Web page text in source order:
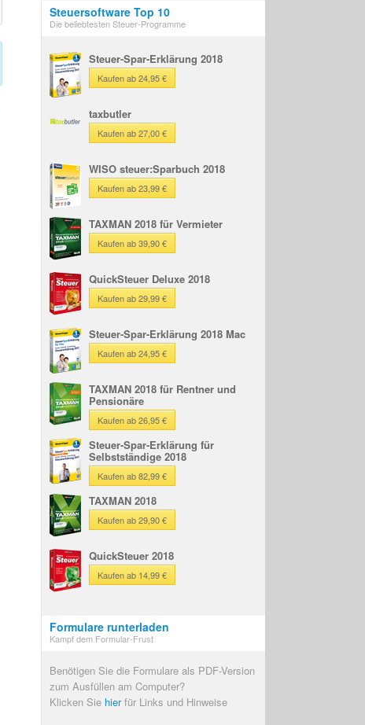
Steuersoftware Top 10
Die beliebtesten Steuer-Programme
Steuer-Spar-Erklärung 2018
Kaufen ab 24,95 €
taxbutler
Kaufen ab 27,00 €
WISO steuer:Sparbuch 2018
Kaufen ab 23,99 €
TAXMAN 2018 für Vermieter
Kaufen ab 39,90 €
QuickSteuer Deluxe 2018
Kaufen ab 29,99 €
Steuer-Spar-Erklärung 2018 Mac
Kaufen ab 24,95 €
TAXMAN 2018 für Rentner und
Pensionäre
Kaufen ab 26,95 €
Steuer-Spar-Erklärung für
Selbstständige 2018
Kaufen ab 82,99 €
TAXMAN 2018
Kaufen ab 29,90 €
QuickSteuer 2018
Kaufen ab 14,99 €
Formulare runterladen
Kampf dem Formular-Frust
Benötigen Sie die Formulare als PDF-Version
zum Ausfüllen am Computer?
Klicken Sie hierfür Links und Hinweise